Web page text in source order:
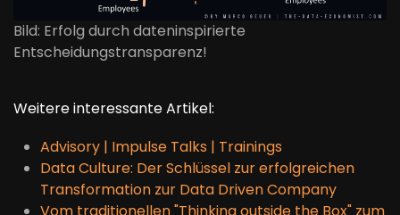
Bild: Erfolg durch dateninspirierte
Entscheidungstransparenz!
Weitere interessante Artikel:
Advisory | Impulse Talks | Trainings
Data Culture: Der Schlüssel zur erfolgreichen
Transformation zur Data Driven Company